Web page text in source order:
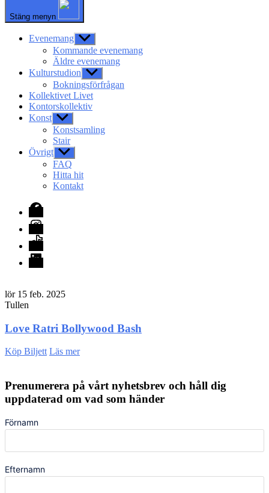
Stäng menyn
Evenemang Visa
undermeny
Kommande evenemang
Äldre evenemang
Kulturstudion Visa
undermeny
Bokningsförfrågan
Kollektivet Livet
Kontorskollektiv
Konst Visa
undermeny
Konstsamling
Stair
Övrigt Visa
undermeny
FAQ
Hitta hit
Kontakt
Facebook
Instagram
TikTok
LinkedIn
lör 15 feb. 2025
Tullen
Love Ratri Bollywood Bash
Köp Biljett Läs mer
Prenumerera på vårt nyhetsbrev och håll dig
uppdaterad om vad som händer
Förnamn
Efternamn